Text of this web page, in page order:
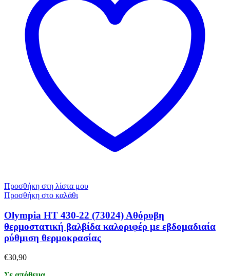
Προσθήκη στη λίστα μου
Προσθήκη στο καλάθι
Olympia ΗΤ 430-22 (73024) Αθόρυβη
θερμοστατική βαλβίδα καλοριφέρ με εβδομαδιαία
ρύθμιση θερμοκρασίας
€30,90